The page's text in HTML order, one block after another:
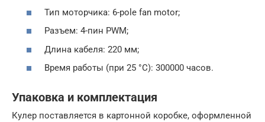
Тип моторчика: 6-pole fan motor;
Разъем: 4-пин PWM;
Длина кабеля: 220 мм;
Время работы (при 25 °C): 300000 часов.
Упаковка и комплектация
Кулер поставляется в картонной коробке, оформленной